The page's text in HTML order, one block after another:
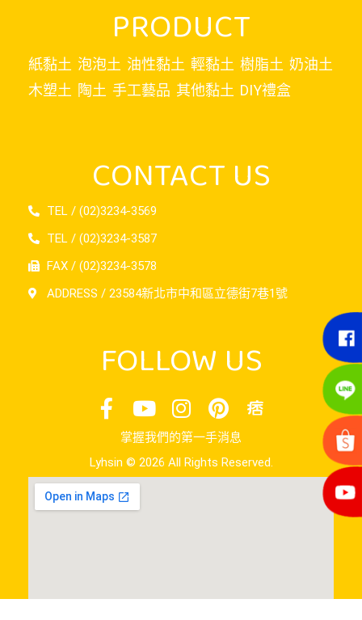
PRODUCT
紙黏土 泡泡土 油性黏土 輕黏土 樹脂土 奶油土
木塑土 陶土 手工藝品 其他黏土 DIY禮盒
CONTACT US
TEL / (02)3234-3569
TEL / (02)3234-3587
FAX / (02)3234-3578
ADDRESS / 23584新北市中和區立德街7巷1號
FOLLOW US
掌握我們的第一手消息
Lyhsin © 2026 All Rights Reserved.